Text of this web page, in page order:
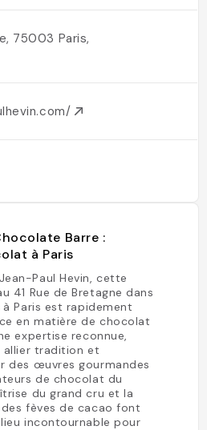
75003 Paris,
Barre :
à Paris
Paul Hevin, cette
41 Rue de Bretagne dans
Paris est rapidement
en matière de chocolat
expertise reconnue,
allier tradition et
des œuvres gourmandes
de chocolat du
du grand cru et la
fèves de cacao font
incontournable pour